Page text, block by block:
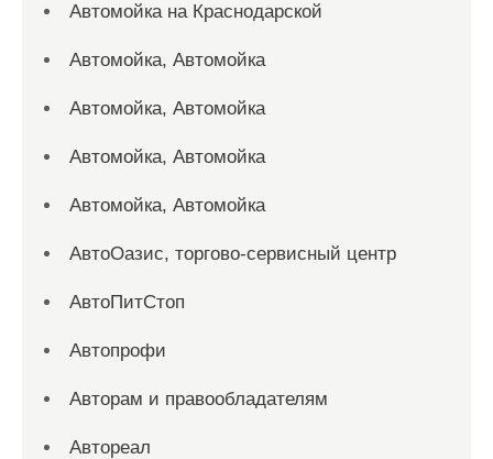
Автомойка на Краснодарской
Автомойка, Автомойка
Автомойка, Автомойка
Автомойка, Автомойка
Автомойка, Автомойка
АвтоОазис, торгово-сервисный центр
АвтоПитСтоп
Автопрофи
Авторам и правообладателям
Автореал